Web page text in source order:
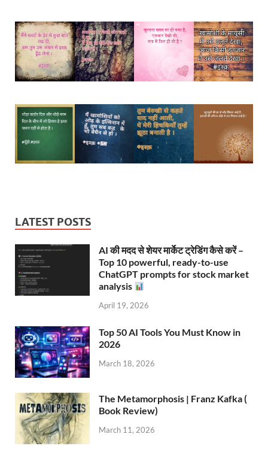
LATEST POSTS
AI की मदद से शेयर मार्केट ट्रेडिंग कैसे करें –
Top 10 powerful, ready-to-use
ChatGPT prompts for stock market
analysis
April 19, 2026
Top 50 AI Tools You Must Know in
2026
March 18, 2026
The Metamorphosis | Franz Kafka (
Book Review)
March 11, 2026